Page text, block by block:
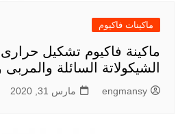
ماكينات فاكيوم
ماكينة فاكيوم تشكيل
الشيكولاتة السائلة
engmansy مارس 31, 2020